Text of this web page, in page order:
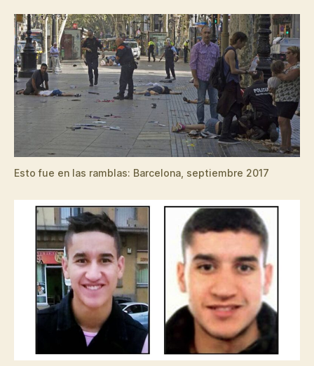
Esto fue en las ramblas: Barcelona, septiembre 2017